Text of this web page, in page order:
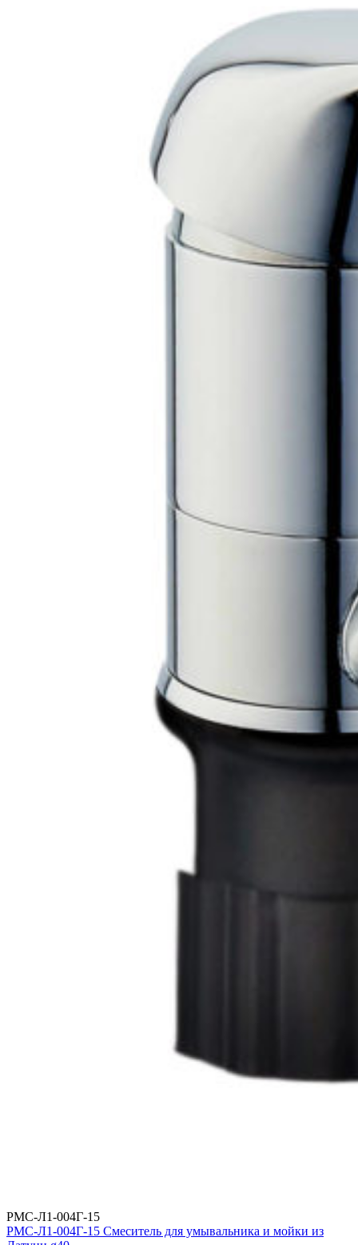
РМС-Л1-004Г-15
РМС-Л1-004Г-15 Смеситель для умывальника и мойки из